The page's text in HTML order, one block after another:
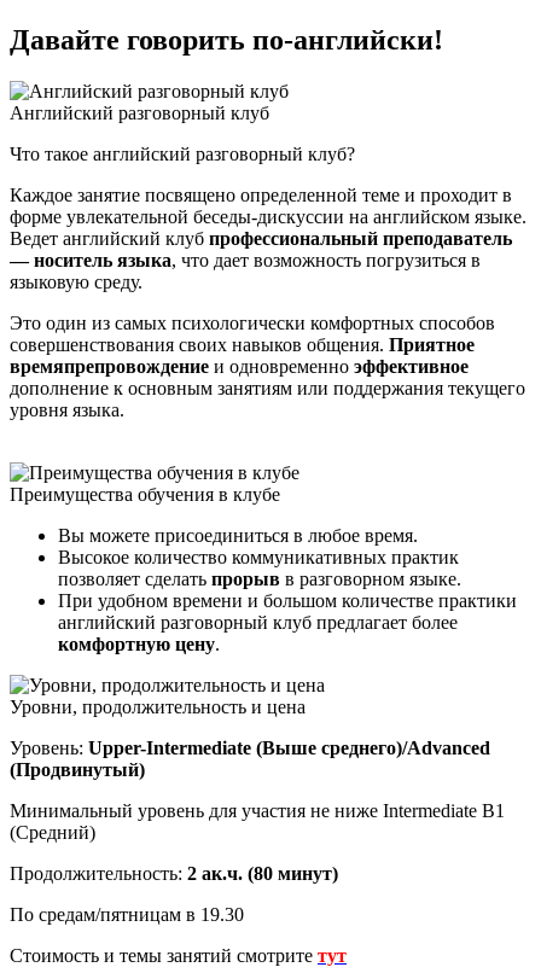
Давайте говорить по-английски!
Английский разговорный клуб
Что такое английский разговорный клуб?
Каждое занятие посвящено определенной теме и проходит в
форме увлекательной беседы-дискуссии на английском языке.
Ведет английский клуб профессиональный преподаватель
— носитель языка, что дает возможность погрузиться в
языковую среду.
Это один из самых психологически комфортных способов
совершенствования своих навыков общения. Приятное
времяпрепровождение и одновременно эффективное
дополнение к основным занятиям или поддержания текущего
уровня языка.
Преимущества обучения в клубе
Вы можете присоединиться в любое время.
Высокое количество коммуникативных практик
позволяет сделать прорыв в разговорном языке.
При удобном времени и большом количестве практики
английский разговорный клуб предлагает более
комфортную цену.
Уровни, продолжительность и цена
Уровень: Upper-Intermediate (Выше среднего)/Advanced
(Продвинутый)
Минимальный уровень для участия не ниже Intermediate B1
(Средний)
Продолжительность: 2 ак.ч. (80 минут)
По средам/пятницам в 19.30
Стоимость и темы занятий смотрите тут